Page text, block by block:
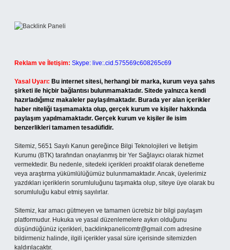
Reklam ve İletişim: Skype: live:.cid.575569c608265c69
Yasal Uyarı: Bu internet sitesi, herhangi bir marka, kurum veya şahıs
şirketi ile hiçbir bağlantısı bulunmamaktadır. Sitede yalnızca kendi
hazırladığımız makaleler paylaşılmaktadır. Burada yer alan içerikler
haber niteliği taşımamakta olup, gerçek kurum ve kişiler hakkında
paylaşım yapılmamaktadır. Gerçek kurum ve kişiler ile isim
benzerlikleri tamamen tesadüfidir.
Sitemiz, 5651 Sayılı Kanun gereğince Bilgi Teknolojileri ve İletişim
Kurumu (BTK) tarafından onaylanmış bir Yer Sağlayıcı olarak hizmet
vermektedir. Bu nedenle, sitedeki içerikleri proaktif olarak denetleme
veya araştırma yükümlülüğümüz bulunmamaktadır. Ancak, üyelerimiz
yazdıkları içeriklerin sorumluluğunu taşımakta olup, siteye üye olarak bu
sorumluluğu kabul etmiş sayılırlar.
Sitemiz, kar amacı gütmeyen ve tamamen ücretsiz bir bilgi paylaşım
platformudur. Hukuka ve yasal düzenlemelere aykırı olduğunu
düşündüğünüz içerikleri, backlinkpanelicomtr@gmail.com adresine
bildirmeniz halinde, ilgili içerikler yasal süre içerisinde sitemizden
kaldırılacaktır.